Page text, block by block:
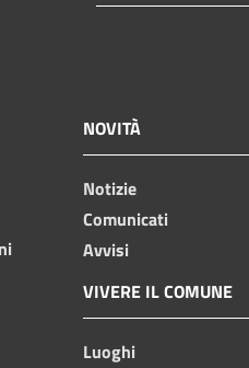
NOVITÀ
Notizie
Comunicati
Avvisi
VIVERE IL COMUNE
Luoghi